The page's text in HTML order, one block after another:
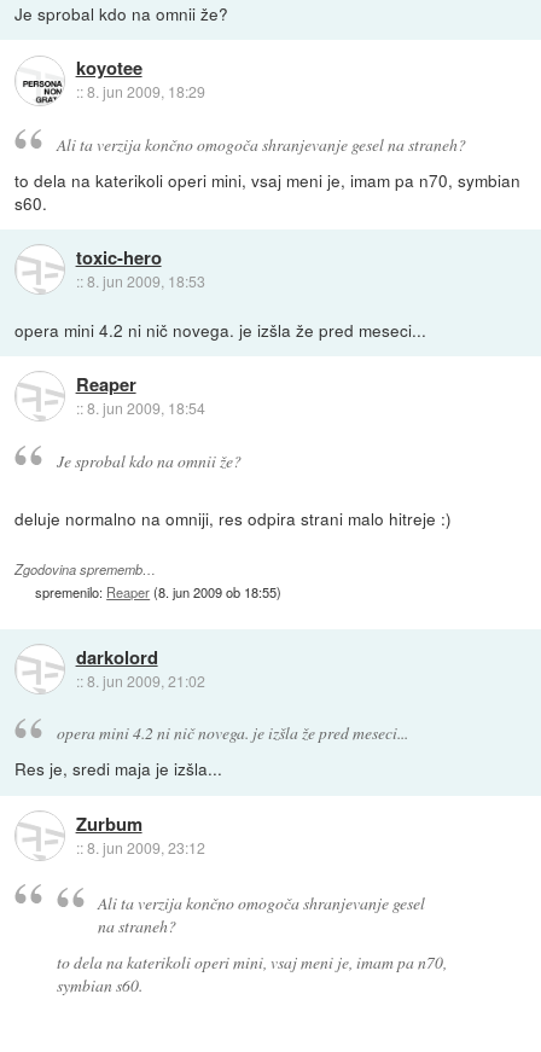
Je sprobal kdo na omnii že?
koyotee
::8. jun 2009, 18:29
Ali ta verzija končno omogoča shranjevanje gesel na straneh?
to dela na katerikoli operi mini, vsaj meni je, imam pa n70, symbian
s60.
toxic-hero
::8. jun 2009, 18:53
opera mini 4.2 ni nič novega. je izšla že pred meseci...
Reaper
::8. jun 2009, 18:54
Je sprobal kdo na omnii že?
deluje normalno na omniji, res odpira strani malo hitreje :)
Zgodovina sprememb…
spremenilo: Reaper(8. jun 2009 ob 18:55)
darkolord
::8. jun 2009, 21:02
opera mini 4.2 ni nič novega. je izšla že pred meseci...
Res je, sredi maja je izšla...
Zurbum
::8. jun 2009, 23:12
Ali ta verzija končno omogoča shranjevanje gesel
na straneh?
to dela na katerikoli operi mini, vsaj meni je, imam pa n70,
symbian s60.